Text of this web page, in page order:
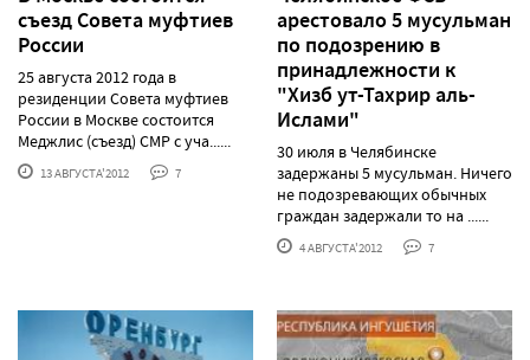
съезд Совета муфтиев
России
25 августа 2012 года в
резиденции Совета муфтиев
России в Москве состоится
Меджлис (съезд) СМР с уча......
13 АВГУСТА'2012 7
арестовало 5 мусульман
по подозрению в
принадлежности к
"Хизб ут-Тахрир аль-
Ислами"
30 июля в Челябинске
задержаны 5 мусульман. Ничего
не подозревающих обычных
граждан задержали то на ......
4 АВГУСТА'2012 7